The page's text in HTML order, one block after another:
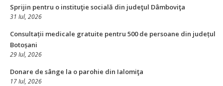
Sprijin pentru o instituţie socială din judeţul Dâmboviţa
31 Iul, 2026
Consultații medicale gratuite pentru 500 de persoane din județul
Botoșani
29 Iul, 2026
Donare de sânge la o parohie din Ialomiţa
17 Iul, 2026